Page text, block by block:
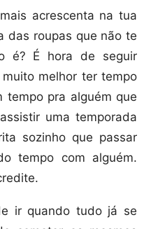
acrescenta na tua
das roupas que não te
é? É hora de seguir
melhor ter tempo
tempo pra alguém que
uma temporada
sozinho que passar
tempo com alguém.
ir quando tudo já se